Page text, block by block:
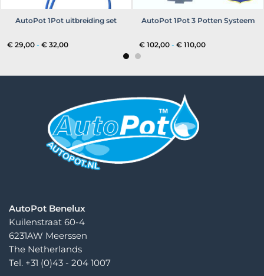
AutoPot 1Pot uitbreiding set
€ 29,00 - € 32,00Prijsklasse:
AutoPot 1Pot 3 Potten Systeem
€ 102,00 - € 110,00Prijsklasse:
AutoPot Benelux
Kuilenstraat 60-4
6231AW Meerssen
The Netherlands
Tel. +31 (0)43 - 204 1007